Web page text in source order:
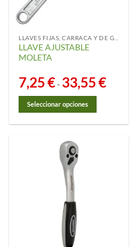
LLAVE AJUSTABLE
MOLETA
7,25€- 33,55€Rango
de
33,55 €
Seleccionar opciones